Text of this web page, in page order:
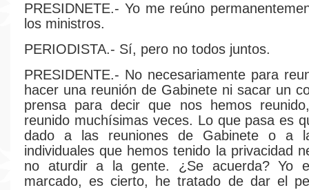
PRESIDNETE.- Yo me reúno
los ministros.
PERIODISTA.- Sí, pero no todos juntos.
PRESIDENTE.- No necesariamente para
hacer una reunión de Gabinete ni sacar un
prensa para decir que nos hemos
reunido muchísimas veces. Lo que pasa es
dado a las reuniones de Gabinete o a
individuales que hemos tenido la privacidad
no aturdir a la gente. ¿Se acuerda? Yo
marcado, es cierto, he tratado de dar el